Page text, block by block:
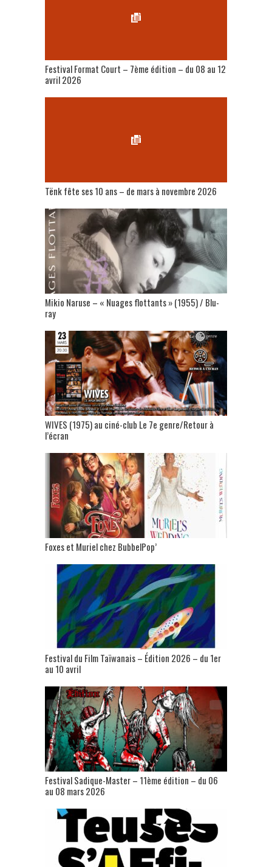
Festival Format Court – 7ème édition – du 08 au 12
avril 2026
Tënk fête ses 10 ans – de mars à novembre 2026
Mikio Naruse – « Nuages flottants » (1955) / Blu-
ray
WIVES (1975) au ciné-club Le 7e genre/Retour à
l’écran
Foxes et Muriel chez BubbelPop’
Festival du Film Taïwanais – Édition 2026 – du 1er
au 10 avril
Festival Sadique-Master – 11ème édition – du 06
au 08 mars 2026